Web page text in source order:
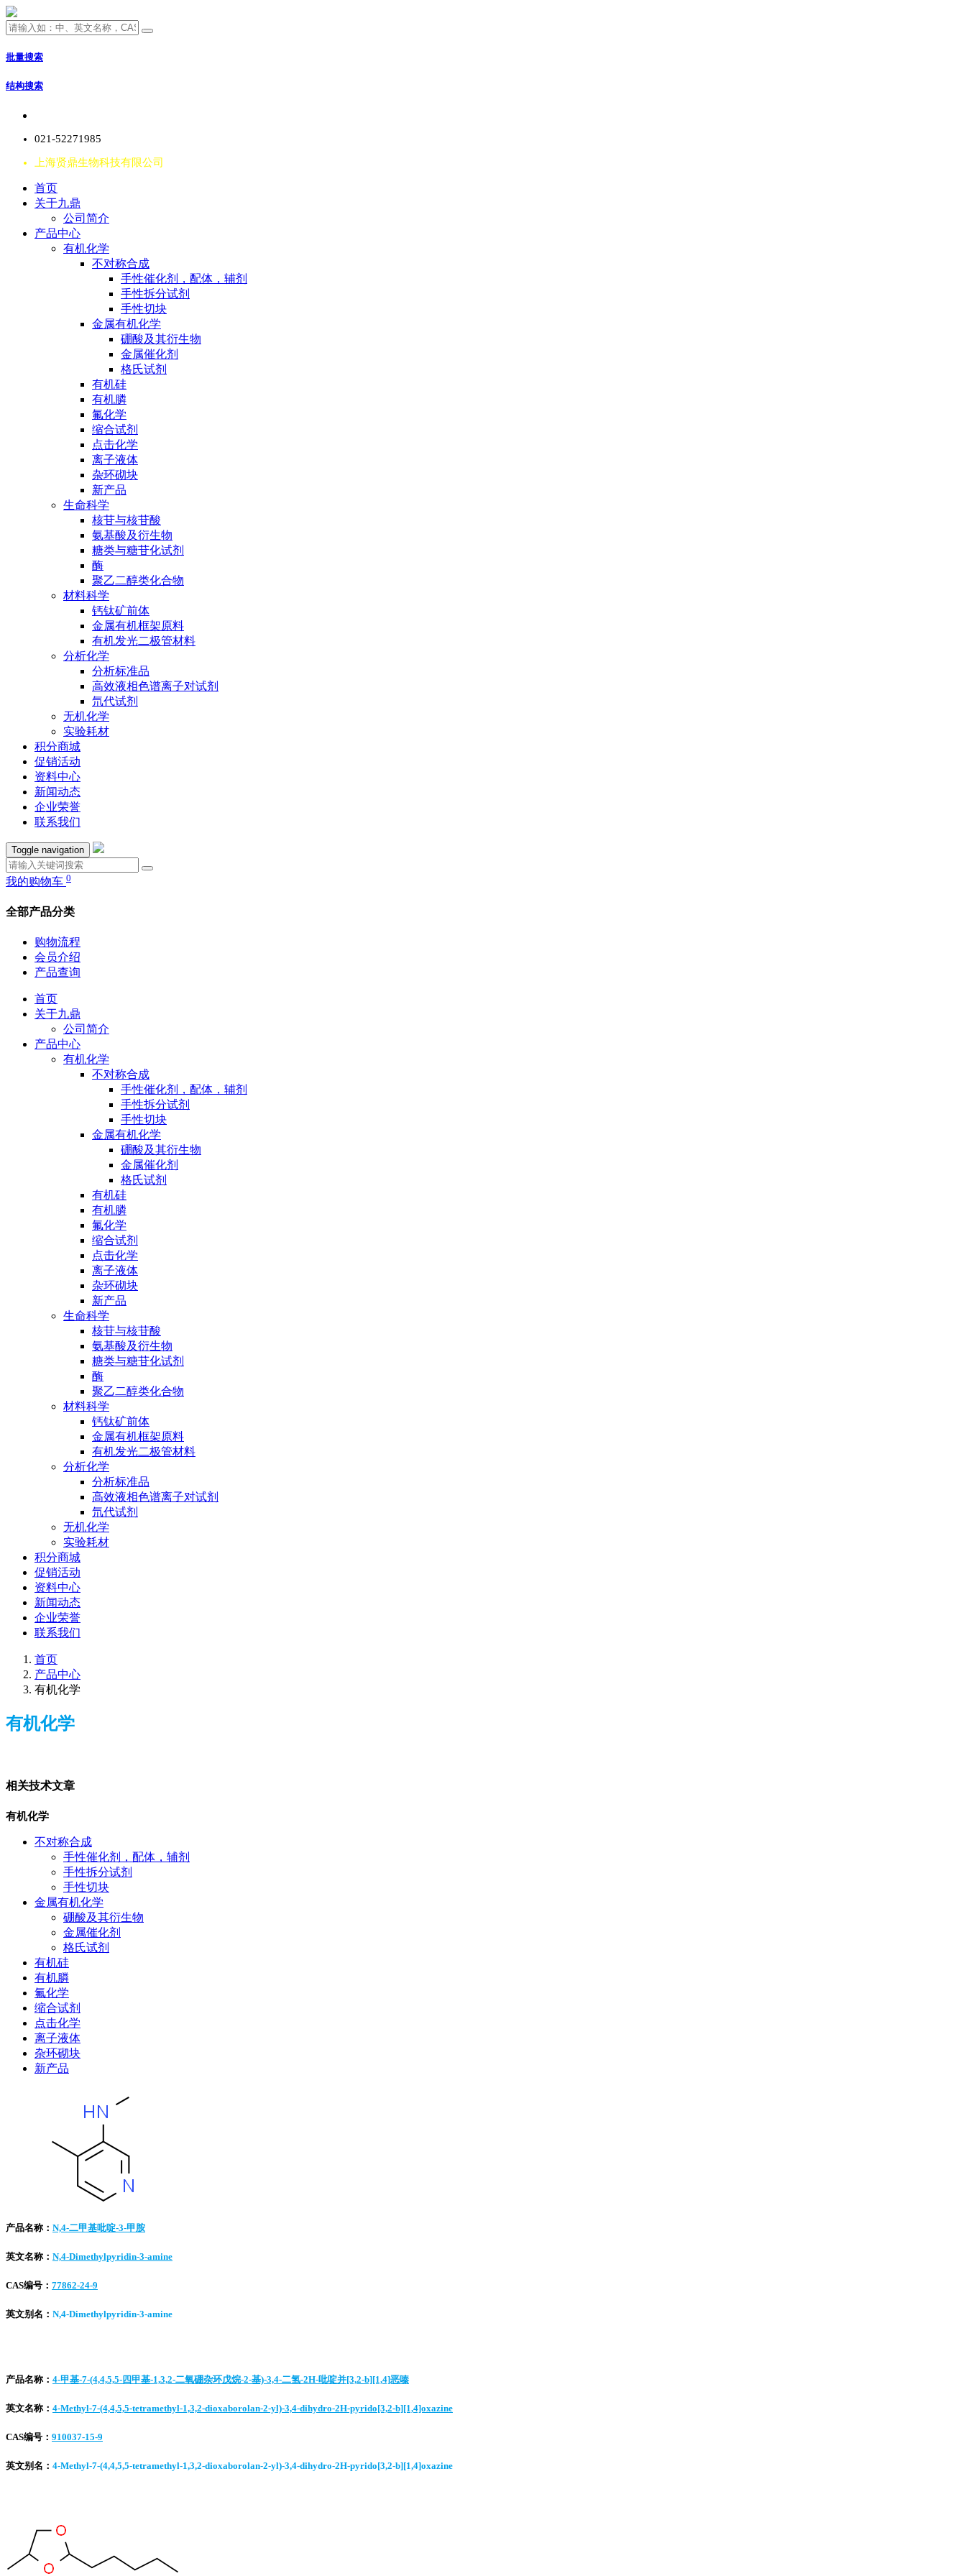
批量搜索
结构搜索
021-52271985
上海贤鼎生物科技有限公司
首页
关于九鼎
公司简介
产品中心
有机化学
不对称合成
手性催化剂，配体，辅剂
手性拆分试剂
手性切块
金属有机化学
硼酸及其衍生物
金属催化剂
格氏试剂
有机硅
有机膦
氟化学
缩合试剂
点击化学
离子液体
杂环砌块
新产品
生命科学
核苷与核苷酸
氨基酸及衍生物
糖类与糖苷化试剂
酶
聚乙二醇类化合物
材料科学
钙钛矿前体
金属有机框架原料
有机发光二极管材料
分析化学
分析标准品
高效液相色谱离子对试剂
氘代试剂
无机化学
实验耗材
积分商城
促销活动
资料中心
新闻动态
企业荣誉
联系我们
Toggle navigation
我的购物车 0
全部产品分类
购物流程
会员介绍
产品查询
首页
关于九鼎
公司简介
产品中心
有机化学
不对称合成
手性催化剂，配体，辅剂
手性拆分试剂
手性切块
金属有机化学
硼酸及其衍生物
金属催化剂
格氏试剂
有机硅
有机膦
氟化学
缩合试剂
点击化学
离子液体
杂环砌块
新产品
生命科学
核苷与核苷酸
氨基酸及衍生物
糖类与糖苷化试剂
酶
聚乙二醇类化合物
材料科学
钙钛矿前体
金属有机框架原料
有机发光二极管材料
分析化学
分析标准品
高效液相色谱离子对试剂
氘代试剂
无机化学
实验耗材
积分商城
促销活动
资料中心
新闻动态
企业荣誉
联系我们
首页
产品中心
有机化学
有机化学
相关技术文章
有机化学
不对称合成
手性催化剂，配体，辅剂
手性拆分试剂
手性切块
金属有机化学
硼酸及其衍生物
金属催化剂
格氏试剂
有机硅
有机膦
氟化学
缩合试剂
点击化学
离子液体
杂环砌块
新产品
产品名称： N,4-二甲基吡啶-3-甲胺
英文名称： N,4-Dimethylpyridin-3-amine
CAS编号： 77862-24-9
英文别名： N,4-Dimethylpyridin-3-amine
产品名称： 4-甲基-7-(4,4,5,5-四甲基-1,3,2-二氧硼杂环戊烷-2-基)-3,4-二氢-2H-吡啶并[3,2-b][1,4]恶嗪
英文名称： 4-Methyl-7-(4,4,5,5-tetramethyl-1,3,2-dioxaborolan-2-yl)-3,4-dihydro-2H-pyrido[3,2-b][1,4]oxazine
CAS编号： 910037-15-9
英文别名： 4-Methyl-7-(4,4,5,5-tetramethyl-1,3,2-dioxaborolan-2-yl)-3,4-dihydro-2H-pyrido[3,2-b][1,4]oxazine